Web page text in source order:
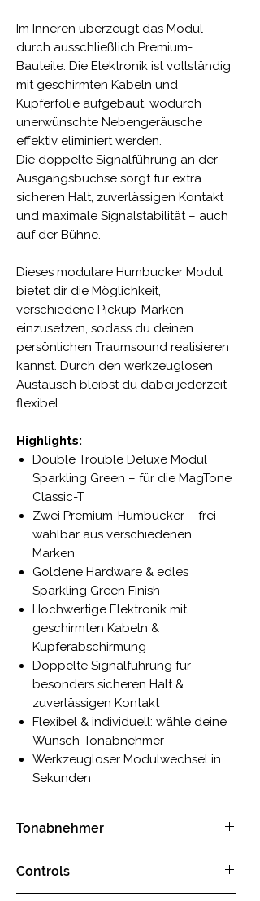
Im Inneren überzeugt das Modul
durch ausschließlich Premium-
Bauteile. Die Elektronik ist vollständig
mit geschirmten Kabeln und
Kupferfolie aufgebaut, wodurch
unerwünschte Nebengeräusche
effektiv eliminiert werden.
Die doppelte Signalführung an der
Ausgangsbuchse sorgt für extra
sicheren Halt, zuverlässigen Kontakt
und maximale Signalstabilität – auch
auf der Bühne.
Dieses modulare Humbucker Modul
bietet dir die Möglichkeit,
verschiedene Pickup-Marken
einzusetzen, sodass du deinen
persönlichen Traumsound realisieren
kannst. Durch den werkzeuglosen
Austausch bleibst du dabei jederzeit
flexibel.
Highlights:
Double Trouble Deluxe Modul
Sparkling Green – für die MagTone
Classic-T
Zwei Premium-Humbucker – frei
wählbar aus verschiedenen
Marken
Goldene Hardware & edles
Sparkling Green Finish
Hochwertige Elektronik mit
geschirmten Kabeln &
Kupferabschirmung
Doppelte Signalführung für
besonders sicheren Halt &
zuverlässigen Kontakt
Flexibel & individuell: wähle deine
Wunsch-Tonabnehmer
Werkzeugloser Modulwechsel in
Sekunden
Tonabnehmer
2x Standard Humbucker
Controls